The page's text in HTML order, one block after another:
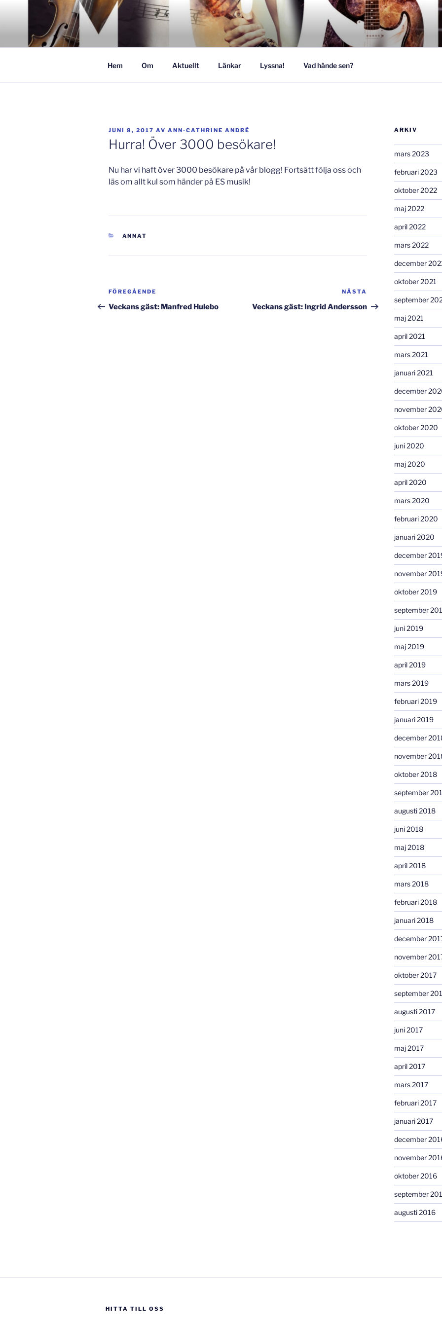
GISLAVEDMUSIKESTET
Hem Om Aktuellt Länkar Lyssna! Vad hände sen?
PUBLICERAT
JUNI 8, 2017 AV ANN-CATHRINE ANDRÉ
Hurra! Över 3000 besökare!
Nu har vi haft över 3000 besökare på vår blogg! Fortsätt följa oss och
läs om allt kul som händer på ES musik!
KATEGORIER
ANNAT
Inläggsnavigering
Föregående
inlägg
FÖREGÅENDE
Veckans gäst: Manfred Hulebo
inlägg
NÄSTA
Veckans gäst: Ingrid Andersson
ARKIV
mars 2023
februari 2023
oktober 2022
maj 2022
april 2022
mars 2022
december
oktober 2021
september
maj 2021
april 2021
mars 2021
januari 2021
december
november
oktober 2020
juni 2020
maj 2020
april 2020
mars 2020
februari 2020
januari 2020
december
november
oktober 2019
september
juni 2019
maj 2019
april 2019
mars 2019
februari 2019
januari 2019
december
november
oktober 2018
september
augusti 2018
juni 2018
maj 2018
april 2018
mars 2018
februari 2018
januari 2018
december
november
oktober 2017
september
augusti 2017
juni 2017
maj 2017
april 2017
mars 2017
februari 2017
januari 2017
december
november
oktober 2016
september
augusti 2016
HITTA TILL OSS